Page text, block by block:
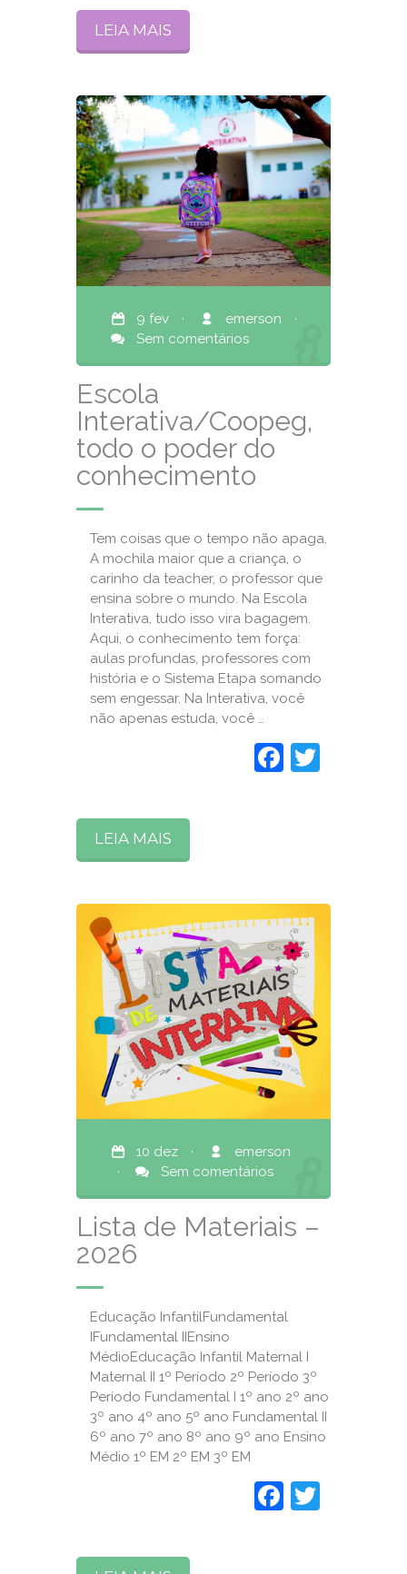
LEIA MAIS
9 fev · emerson
·
Sem comentários
Escola
Interativa/Coopeg,
todo o poder do
conhecimento
Tem coisas que o tempo não apaga.
A mochila maior que a criança, o
carinho da teacher, o professor que
ensina sobre o mundo. Na Escola
Interativa, tudo isso vira bagagem.
Aqui, o conhecimento tem força:
aulas profundas, professores com
história e o Sistema Etapa somando
sem engessar. Na Interativa, você
não apenas estuda, você …
LEIA MAIS
10 dez ·
emerson
·
Sem comentários
Lista de Materiais –
2026
Educação InfantilFundamental
IFundamental IIEnsino
MédioEducação Infantil Maternal I
Maternal II 1º Período 2º Período 3º
Período Fundamental I 1º ano 2º ano
3º ano 4º ano 5º ano Fundamental II
6º ano 7º ano 8º ano 9º ano Ensino
Médio 1º EM 2º EM 3º EM